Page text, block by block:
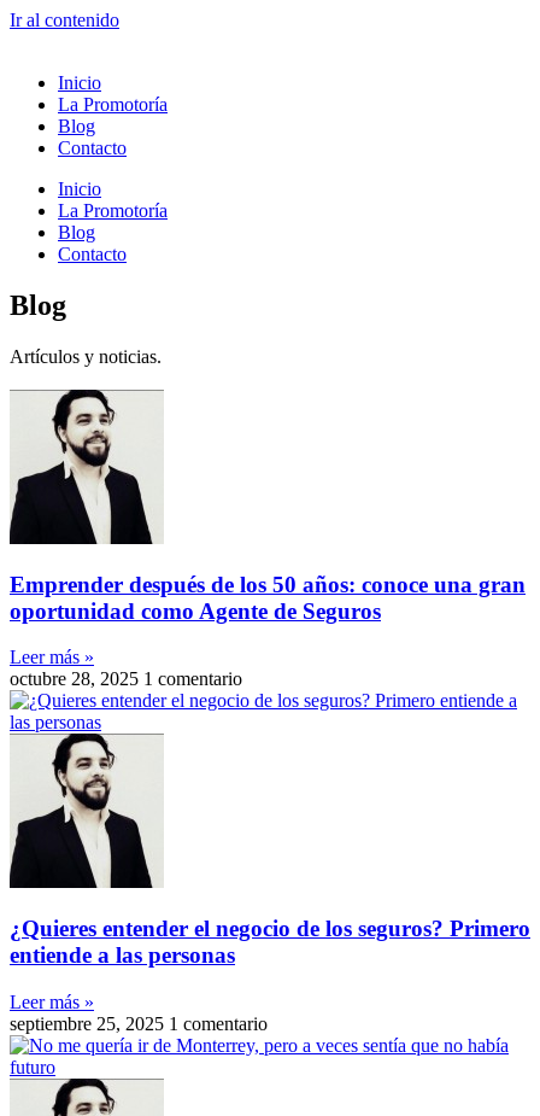
Ir al contenido
Inicio
La Promotoría
Blog
Contacto
Inicio
La Promotoría
Blog
Contacto
Blog
Artículos y noticias.
Emprender después de los 50 años: conoce una gran
oportunidad como Agente de Seguros
Leer más »
octubre 28, 2025 1 comentario
¿Quieres entender el negocio de los seguros? Primero
entiende a las personas
Leer más »
septiembre 25, 2025 1 comentario